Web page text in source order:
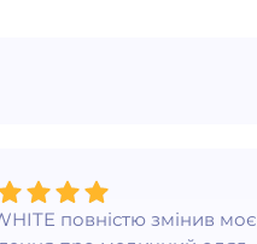
повністю змінив моє